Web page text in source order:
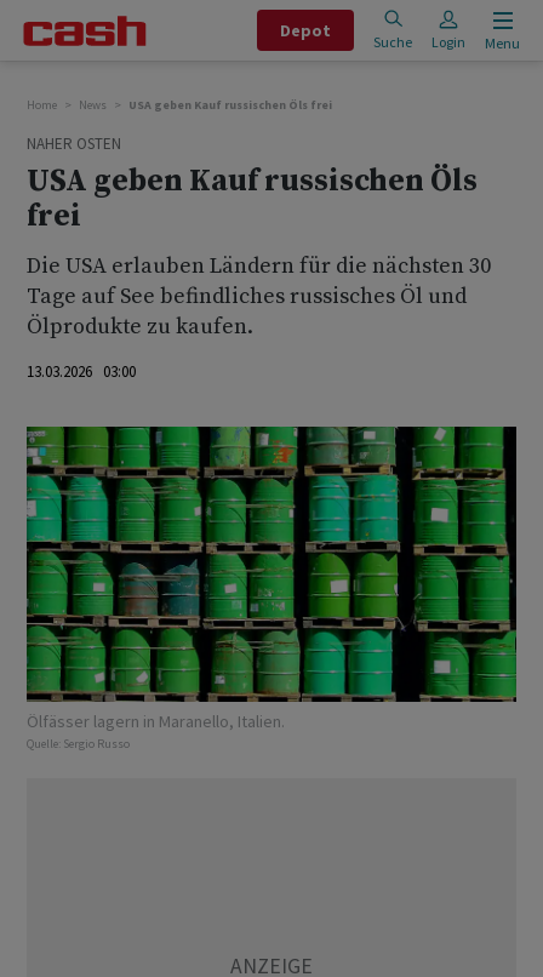
Depot
Suche Login Menu
Home News USA geben Kauf russischen Öls frei
NAHER OSTEN
USA geben Kauf russischen Öls
frei
Die USA erlauben Ländern für die nächsten 30
Tage auf See befindliches russisches Öl und
Ölprodukte zu kaufen.
13.03.2026 03:00
Ölfässer lagern in Maranello, Italien.
Quelle: Sergio Russo